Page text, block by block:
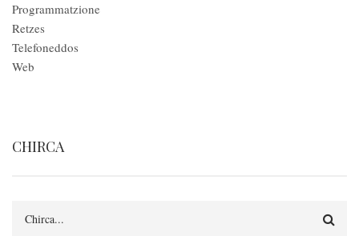
Programmatzione
Retzes
Telefoneddos
Web
CHIRCA